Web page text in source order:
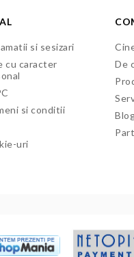
si sesizari
cu caracter
si conditii
uri
De